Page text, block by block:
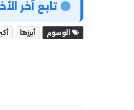
تابع آخر
الوسوم أبرزها